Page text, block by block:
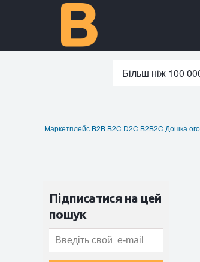
Більш ніж 100
Маркетплейс B2B B2C D2C B2B2C Дошка
Підписатися на цей
пошук